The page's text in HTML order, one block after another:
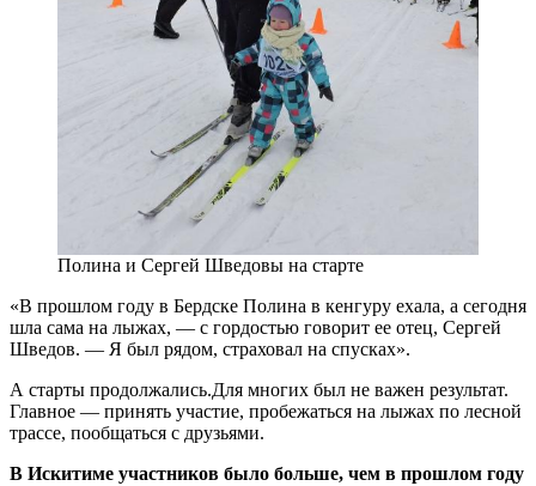
Полина и Сергей Шведовы на старте
«В прошлом году в Бердске Полина в кенгуру ехала, а сегодня
шла сама на лыжах, — с гордостью говорит ее отец, Сергей
Шведов. — Я был рядом, страховал на спусках».
А старты продолжались.Для многих был не важен результат.
Главное — принять участие, пробежаться на лыжах по лесной
трассе, пообщаться с друзьями.
В Искитиме участников было больше, чем в прошлом году